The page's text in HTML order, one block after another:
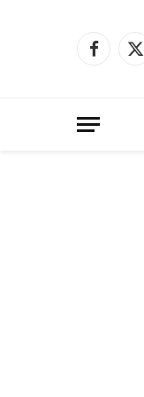
Facebook
X